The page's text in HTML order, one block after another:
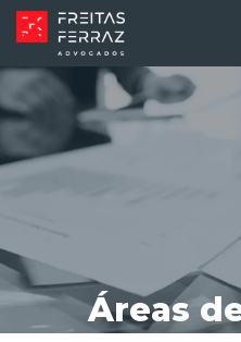
Skip
to
content
Áreas